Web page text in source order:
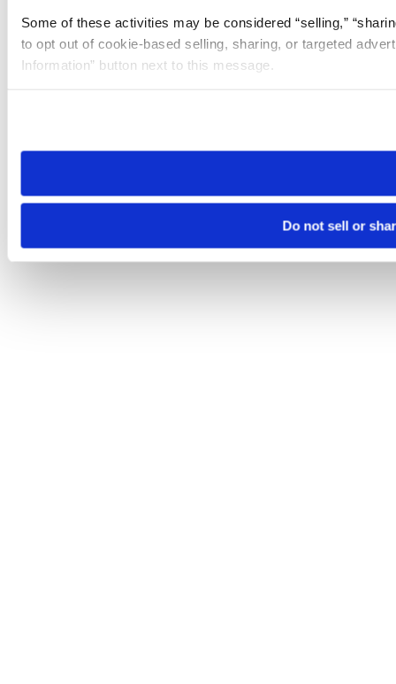
Some of these activities may be considered “selling,”
to opt out of cookie-based selling, sharing, or targeted
Information” button next to this message.
need to be set again.
Do not sell or